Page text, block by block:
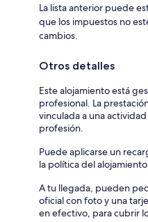
La lista anterior puede
que los impuestos no
cambios.
Otros detalles
Este alojamiento está
profesional. La
vinculada a una
profesión.
Puede aplicarse un
la política del
A tu llegada, pueden
oficial con foto y una
en efectivo, para cubrir